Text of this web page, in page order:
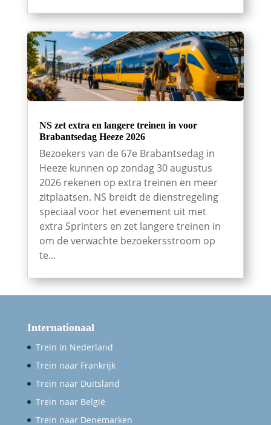
NS zet extra en langere treinen in voor
Brabantsedag Heeze 2026
Bezoekers van de 67e Brabantsedag in
Heeze kunnen op zondag 30 augustus
2026 rekenen op extra treinen en meer
zitplaatsen. NS breidt de dienstregeling
speciaal voor het evenement uit met
extra Sprinters en zet langere treinen in
om de verwachte bezoekersstroom op
te...
Internationaal
Trein in Nederland
Trein naar Frankrijk
Trein naar Duitsland
Trein naar België
Trein naar Denemarken